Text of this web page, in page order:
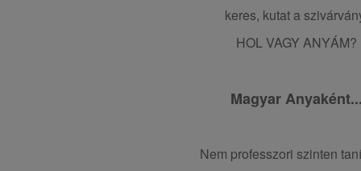
keres, kutat a
HOL VAGY ANYÁM?
Magyar
Nem professzori szinten